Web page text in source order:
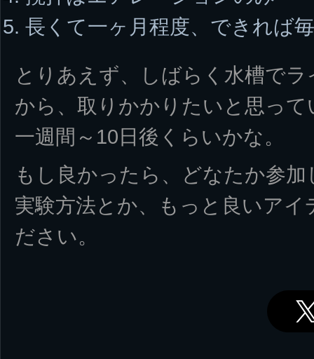
長くて一ヶ月程度、できれば
とりあえず、しばらく水槽で
から、取りかかりたいと思って
一週間～10日後くらいかな。
もし良かったら、どなたか参
実験方法とか、もっと良いア
ださい。